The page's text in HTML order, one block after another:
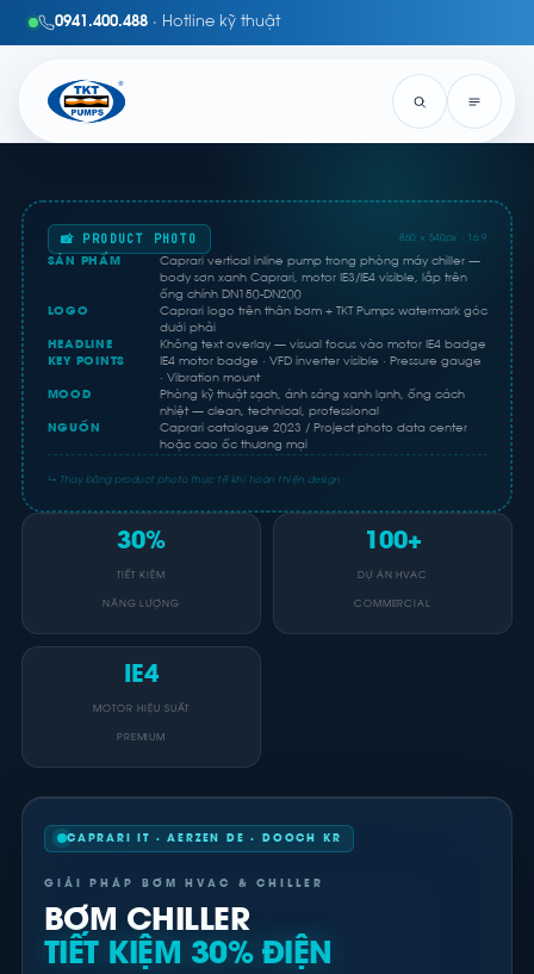
0941.400.488 · Hotline kỹ thuật
CAPRARI IT · AERZEN DE · DOOCH KR
GIẢI PHÁP BƠM HVAC & CHILLER
BƠM CHILLER
TIẾT KIỆM 30% ĐIỆN
📸 PRODUCT PHOTO 860 × 540px · 16:9
SẢN PHẨM
Caprari vertical inline pump trong phòng máy chiller —
body sơn xanh Caprari, motor IE3/IE4 visible, lắp trên
ống chính DN150-DN200
LOGO
Caprari logo trên thân bơm + TKT Pumps watermark góc
dưới phải
HEADLINE
Không text overlay — visual focus vào motor IE4 badge
KEY POINTS
IE4 motor badge · VFD inverter visible · Pressure gauge
· Vibration mount
MOOD
Phòng kỹ thuật sạch, ánh sáng xanh lạnh, ống cách
nhiệt — clean, technical, professional
NGUỒN
Caprari catalogue 2023 / Project photo data center
hoặc cao ốc thương mại
↳ Thay bằng product photo thực tế khi hoàn thiện design
30%
TIẾT KIỆM
NĂNG LƯỢNG
100+
DỰ ÁN HVAC
COMMERCIAL
IE4
MOTOR HIỆU SUẤT
PREMIUM